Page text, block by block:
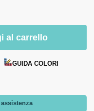
al carrello
GUIDA COLORI